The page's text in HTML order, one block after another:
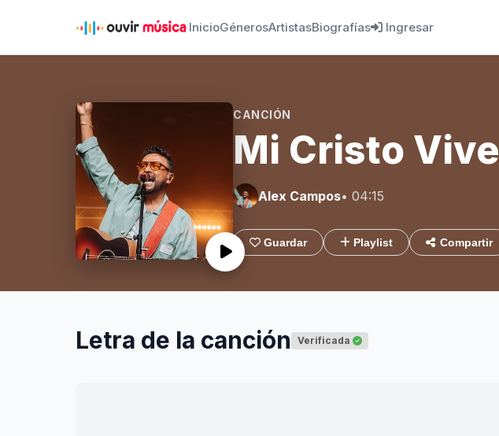
InicioGénerosArtistasBiografías Ingresar
CANCIÓN
Mi Cristo Vive
Alex Campos• 04:15
Guardar Playlist Compartir
Letra de la canción Verificada